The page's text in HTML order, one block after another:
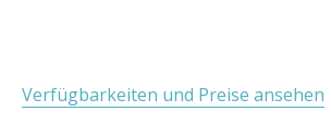
Verfügbarkeiten und Preise ansehen